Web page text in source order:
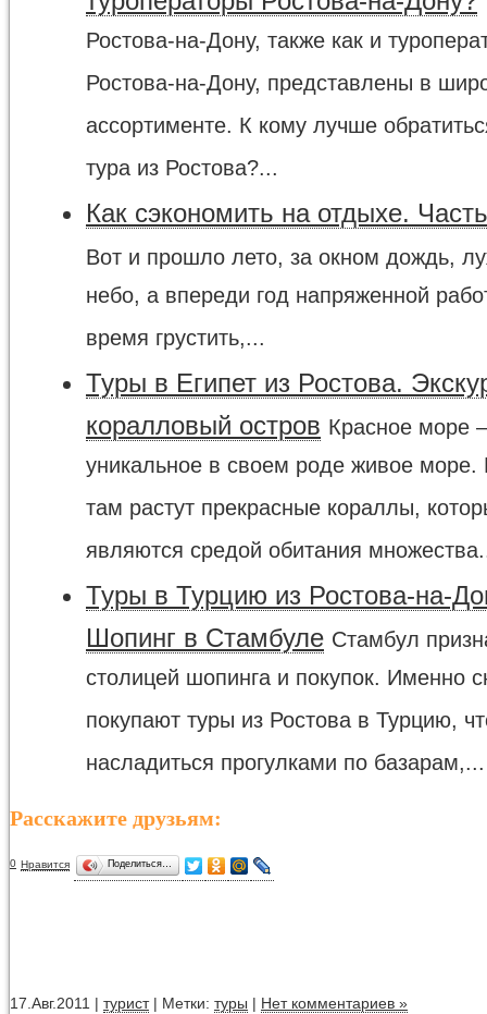
Ростова-на-Дону, также как и
Ростова-на-Дону, представлены в
ассортименте. К кому лучше
тура из Ростова?...
Как сэкономить на отдыхе.
Вот и прошло лето, за окном дождь,
небо, а впереди год напряженной
время грустить,...
Туры в Египет из Ростова.
коралловый остров Красное море
уникальное в своем роде живое
там растут прекрасные кораллы,
являются средой обитания
Туры в Турцию из Ростова-на-
Шопинг в Стамбуле Стамбул
столицей шопинга и покупок. Именно
покупают туры из Ростова в Турцию,
насладиться прогулками по базарам,...
Расскажите друзьям:
0 Нравится Поделиться…
17.Авг.2011 | турист| Метки: туры | Нет комментариев »